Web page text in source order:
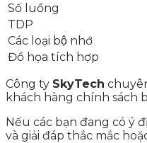
Số luồng
TDP
Các loại bộ nhớ
Đồ họa tích hợp
Công ty SkyTech
khách hàng chính sách
Nếu các bạn đang có ý
và giải đáp thắc mắc